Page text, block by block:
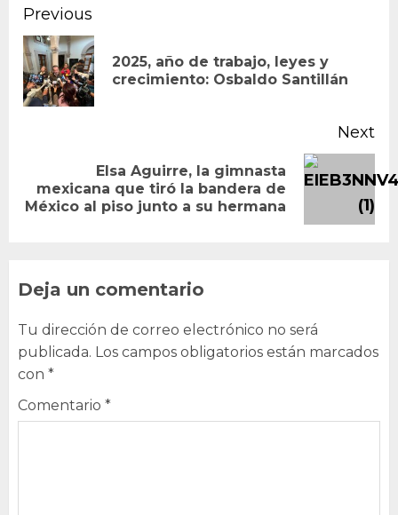
Continue
Reading
Previous
2025, año de trabajo, leyes y
crecimiento: Osbaldo Santillán
Next
Next
post:
Elsa Aguirre, la gimnasta
mexicana que tiró la bandera de
México al piso junto a su hermana
Deja un comentario
Tu dirección de correo electrónico no será
publicada. Los campos obligatorios están marcados
con *
Comentario *